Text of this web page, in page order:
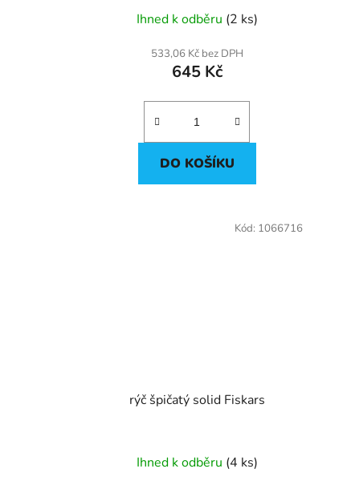
Ihned k odběru (2 ks)
533,06 Kč bez DPH
645 Kč
DO KOŠÍKU
rýč špičatý solid Fiskars
Ihned k odběru (4 ks)
Kód: 1066716